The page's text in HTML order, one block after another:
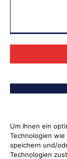
Um Ihnen ein
Technologien
speichern und/
Technologien
Ni hao
Lauter